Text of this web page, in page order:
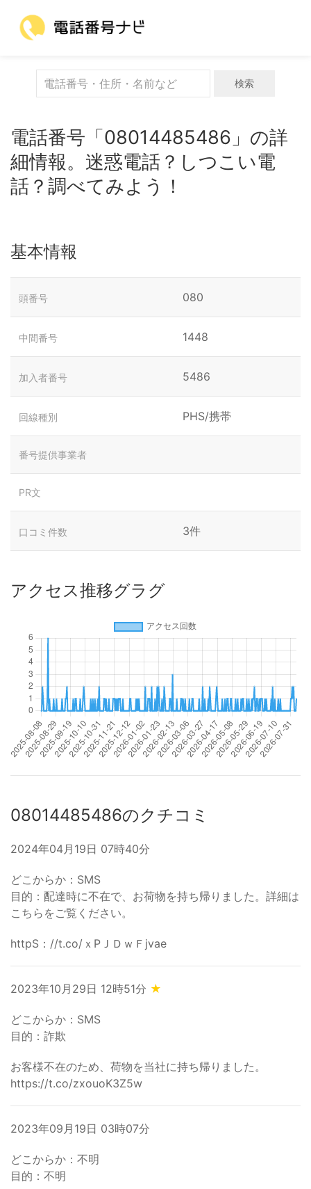
検索
電話番号「08014485486」の詳
細情報。迷惑電話？しつこい電
話？調べてみよう！
基本情報
頭番号 080
中間番号 1448
加入者番号 5486
回線種別 PHS/携帯
番号提供事業者
PR文
口コミ件数 3件
アクセス推移グラグ
08014485486のクチコミ
2024年04月19日 07時40分
どこからか：SMS
目的：配達時に不在で、お荷物を持ち帰りました。詳細は
こちらをご覧ください。
httpS：//t.co/ｘPＪＤｗＦjvae
2023年10月29日 12時51分 ★
どこからか：SMS
目的：詐欺
お客様不在のため、荷物を当社に持ち帰りました。
https://t.co/zxouoK3Z5w
2023年09月19日 03時07分
どこからか：不明
目的：不明